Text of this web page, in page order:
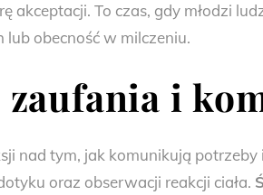
To czas, gdy młodzi
lub obecność w milczeniu.
i
nad tym, jak komunikują
oraz obserwacji reakcji ciała.